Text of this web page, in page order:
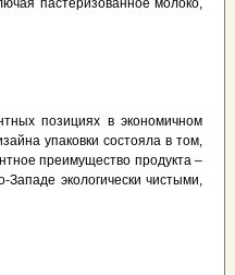
пастеризованное молоко,
позициях в экономичном
упаковки состояла в том,
преимущество продукта –
экологически чистыми,